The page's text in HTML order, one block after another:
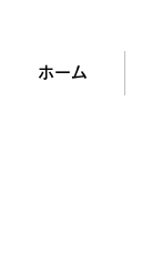
ホーム